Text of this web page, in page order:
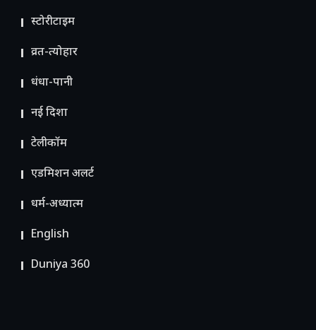
स्टोरीटाइम
व्रत-त्योहार
धंधा-पानी
नई दिशा
टेलीकॉम
ए​डमिशन अलर्ट
धर्म-अध्यात्म
English
Duniya 360